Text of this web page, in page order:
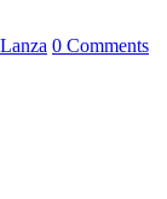
0 Comments